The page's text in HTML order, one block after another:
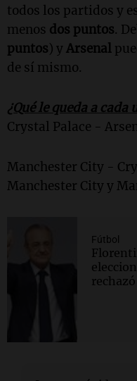
todos los partidos y
menos dos puntos.
puntos) yArsenal
de sí mismo.
¿Qué le queda a cada
Crystal Palace -
Manchester City -
Manchester City y
Fútbol